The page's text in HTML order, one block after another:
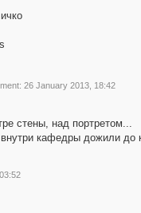
26 January 2013, 18:42
стены, над портретом...
кафедры дожили до